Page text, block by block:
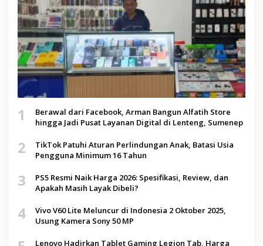
1
Berawal dari Facebook, Arman Bangun Alfatih Store
hingga Jadi Pusat Layanan Digital di Lenteng, Sumenep
2
TikTok Patuhi Aturan Perlindungan Anak, Batasi Usia
Pengguna Minimum 16 Tahun
3
PS5 Resmi Naik Harga 2026: Spesifikasi, Review, dan
Apakah Masih Layak Dibeli?
4
Vivo V60 Lite Meluncur di Indonesia 2 Oktober 2025,
Usung Kamera Sony 50 MP
Lenovo Hadirkan Tablet Gaming Legion Tab, Harga